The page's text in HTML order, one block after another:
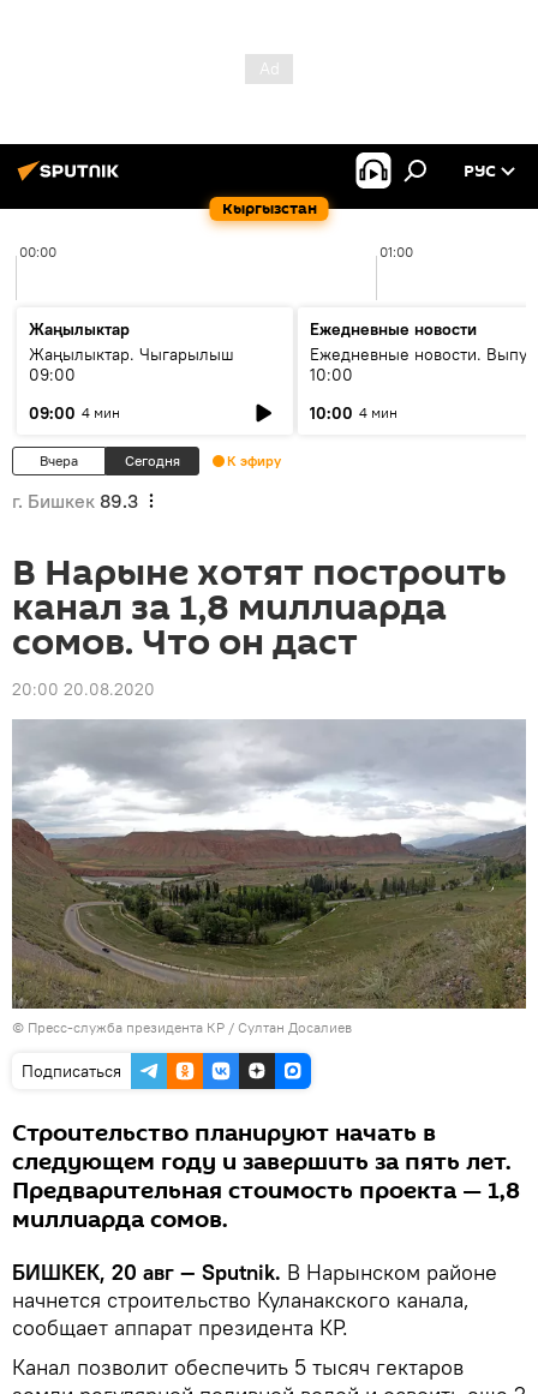
Кыргызстан
РУС
00:00 01:00
Жаңылыктар
Жаңылыктар. Чыгарылыш
09:00
09:00 4 мин
Ежедневные новости
Ежедневные новости.
10:00
10:00 4 мин
Вчера Сегодня К эфиру
г. Бишкек 89.3
В Нарыне хотят построить
канал за 1,8 миллиарда
сомов. Что он даст
20:00 20.08.2020
© Пресс-служба президента КР / Султан Досалиев
Подписаться
Строительство планируют начать в
следующем году и завершить за пять лет.
Предварительная стоимость проекта — 1,8
миллиарда сомов.
БИШКЕК, 20 авг — Sputnik. В Нарынском районе
начнется строительство Куланакского канала,
сообщает аппарат президента КР.
Канал позволит обеспечить 5 тысяч гектаров